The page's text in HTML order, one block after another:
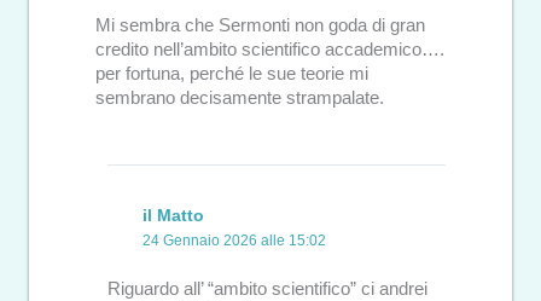
Mi sembra che Sermonti non goda di gran
credito nell’ambito scientifico accademico….
per fortuna, perché le sue teorie mi
sembrano decisamente strampalate.
il Matto
24 Gennaio 2026 alle 15:02
Riguardo all’ “ambito scientifico” ci andrei